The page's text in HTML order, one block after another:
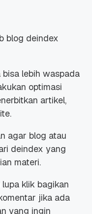
blog deindex
bisa lebih waspada
optimasi
artikel,
agar blog atau
deindex yang
materi.
klik bagikan
jika ada
yang ingin